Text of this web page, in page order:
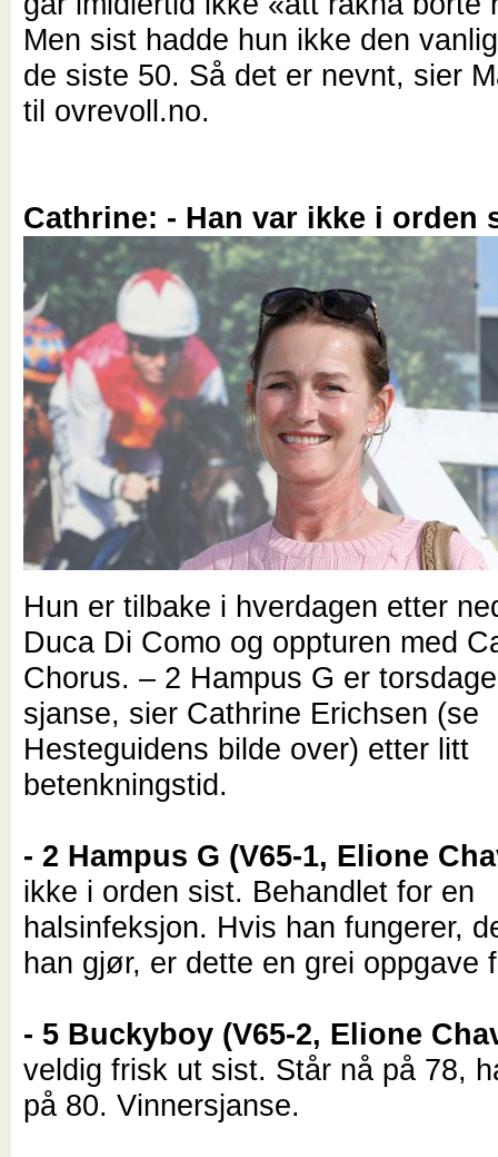
Men sist hadde hun ikke den
de siste 50. Så det er nevnt, sier
til ovrevoll.no.
Cathrine: - Han var ikke i orden
Hun er tilbake i hverdagen etter
Duca Di Como og oppturen med
Chorus. – 2 Hampus G er
sjanse, sier Cathrine Erichsen (se
Hesteguidens bilde over) etter litt
betenkningstid.
- 2 Hampus G (V65-1, Elione
ikke i orden sist. Behandlet for en
halsinfeksjon. Hvis han fungerer,
han gjør, er dette en grei oppgave
- 5 Buckyboy (V65-2, Elione
veldig frisk ut sist. Står nå på 78,
på 80. Vinnersjanse.